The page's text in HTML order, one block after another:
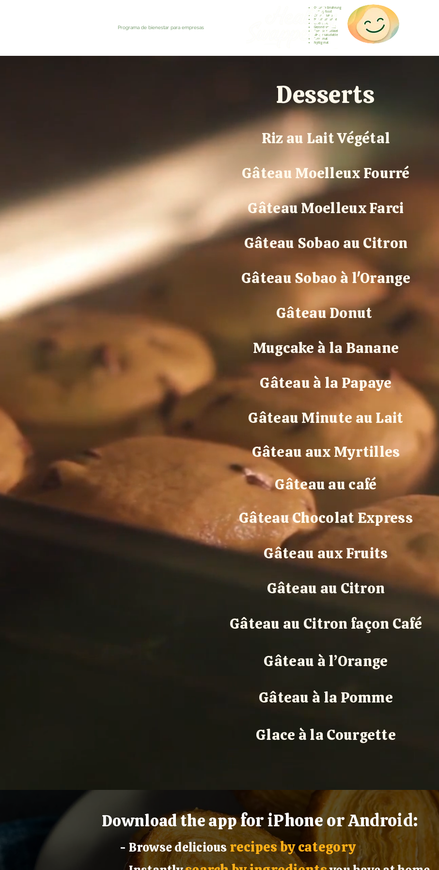
Programa de bienestar para empresas
Gesunde Ernährung
Healthy food
Comida sana
Nourriture saine
Cibo sano
Gezond voedsel
Comida saudável
Menjar saludable
Sunn mat
Nyttig mat
Desserts
Riz au Lait Végétal
Gâteau Moelleux Fourré
Gâteau Moelleux Farci
Gâteau Sobao au Citron
Gâteau Sobao à l'Orange
Gâteau Donut
Mugcake à la Banane
Gâteau à la Papaye
Gâteau Minute au Lait
Gâteau aux Myrtilles
Gâteau au café
Gâteau Chocolat Express
Gâteau aux Fruits
Gâteau au Citron
Gâteau au Citron façon Café
Gâteau à l’Orange
Gâteau à la Pomme
Glace à la Courgette
Download the appfor iPhone or Android:
- Browse delicious recipes by category